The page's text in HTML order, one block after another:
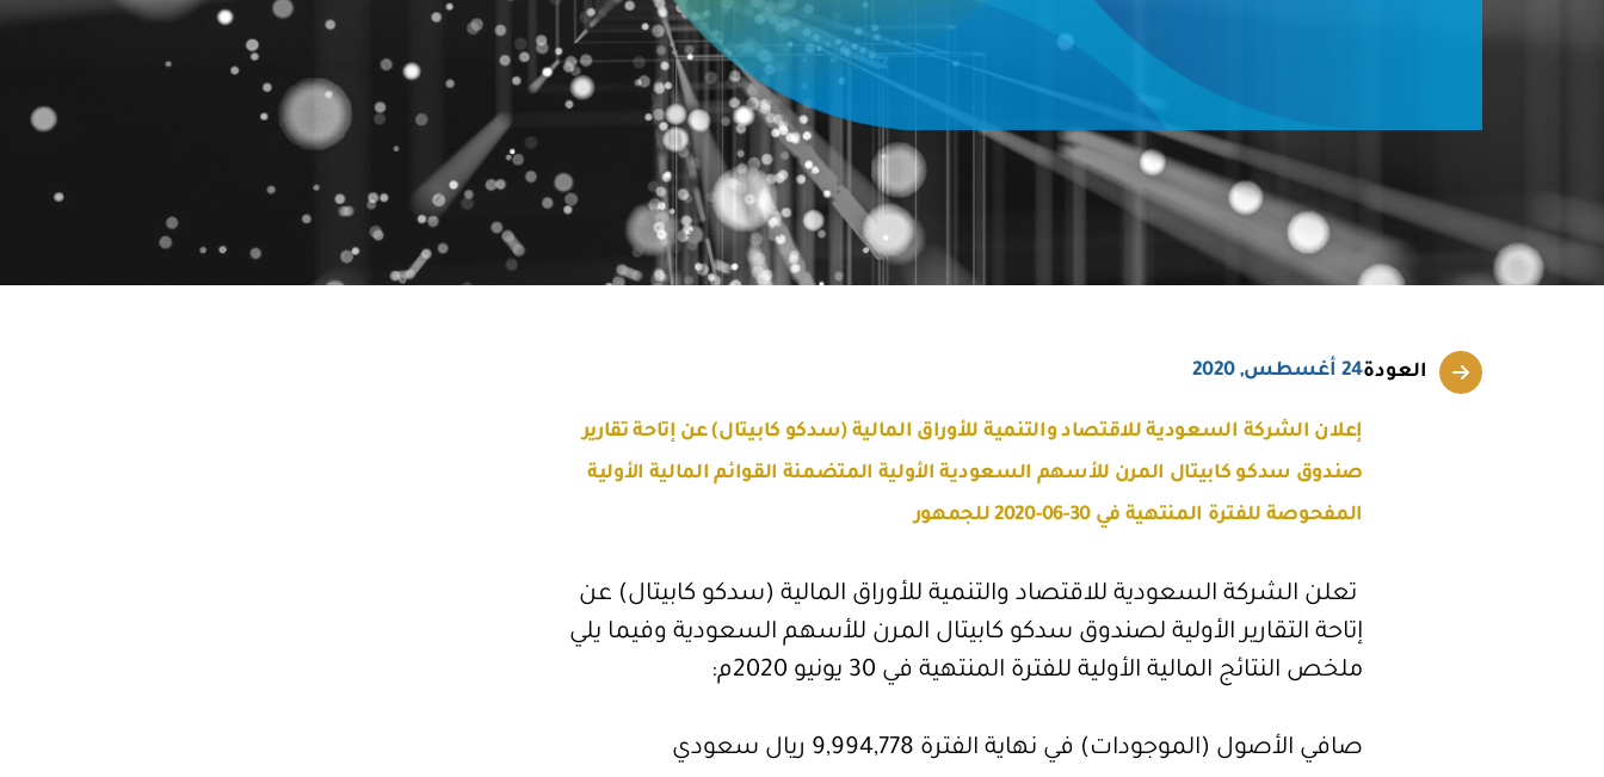
العودة24 أغسطس, 2020
إعلان الشركة السعودية للاقتصاد والتنمية للأوراق المالية (سدكو كابيتال) عن إتاحة تقارير
صندوق سدكو كابيتال المرن للأسهم السعودية الأولية المتضمنة القوائم المالية الأولية
المفحوصة للفترة المنتهية في 30-06-2020 للجمهور
تعلن الشركة السعودية للاقتصاد والتنمية للأوراق المالية (سدكو كابيتال) عن
إتاحة التقارير الأولية لصندوق سدكو كابيتال المرن للأسهم السعودية وفيما يلي
ملخص النتائج المالية الأولية للفترة المنتهية في 30 يونيو 2020م:
صافي الأصول (الموجودات) في نهاية الفترة 9,994,778 ريال سعودي